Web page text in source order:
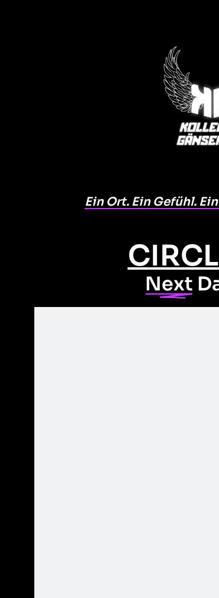
Ein Ort. Ein Gefühl.
Next